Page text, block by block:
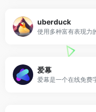
uberduck
使用多种富有表现力
爱幕